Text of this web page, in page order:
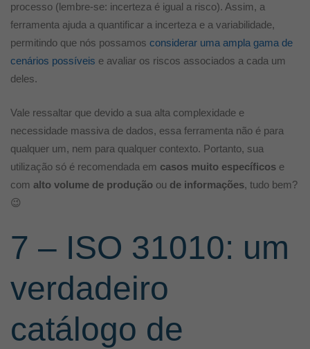
processo (lembre-se: incerteza é igual a risco). Assim, a
ferramenta ajuda a quantificar a incerteza e a variabilidade,
permitindo que nós possamos considerar uma ampla gama de
cenários possíveis e avaliar os riscos associados a cada um
deles.
Vale ressaltar que devido a sua alta complexidade e
necessidade massiva de dados, essa ferramenta não é para
qualquer um, nem para qualquer contexto. Portanto, sua
utilização só é recomendada em casos muito específicos e
com alto volume de produção ou de informações, tudo bem?
😉
7 – ISO 31010: um
verdadeiro
catálogo de